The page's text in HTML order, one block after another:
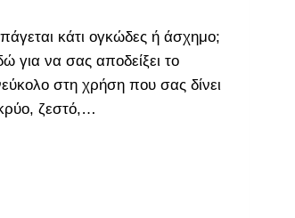
κάτι ογκώδες ή άσχημο;
για να σας αποδείξει το
στη χρήση που σας δίνει
ζεστό,…